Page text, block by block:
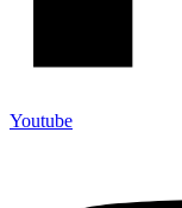
Youtube